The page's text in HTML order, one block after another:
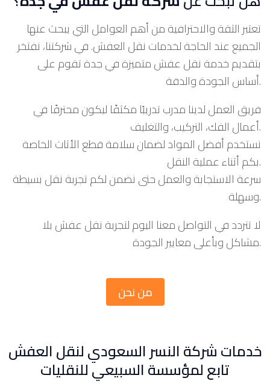
تعتبر الثقة والاحترافية من أهم العوامل التي يبحث عنها
الجميع عند الحاجة لخدمات نقل العفش. في شركتنا، نفتخر
بتقديم خدمة نقل عفش متميزة في جدة تقوم على
أساس الجودة والدقة.
أعمال الفك، التركيب، والتغليف.
نستخدم أفضل المواد لضمان سلامة قطع الأثاث الخاصة
بكم أثناء عملية النقل.
سرعة الاستجابة والعمل حتى نضمن لكم تجربة نقل بسيطة
وسهلة.
لا تتردد في التواصل معنا اليوم لتجربة نقل عفش بلا
مشاكل وبأعلى معايير الجودة.
من نحن
خدمات شركة النسر السعودي لنقل العفش
تابع لمؤسسة السبيعي للنقليات